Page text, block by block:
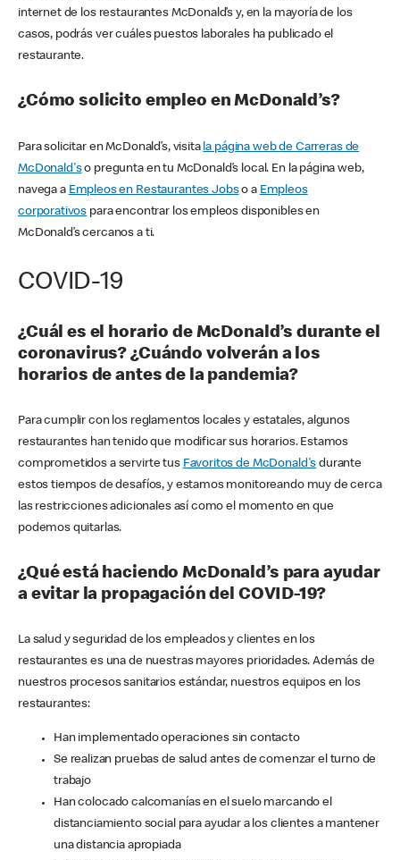
internet de los restaurantes McDonald’s y, en la mayoría de los
casos, podrás ver cuáles puestos laborales ha publicado el
restaurante.
¿Cómo solicito empleo en McDonald’s?
Para solicitar en McDonald’s, visita la página web de Carreras de
McDonald'so pregunta en tu McDonald’s local. En la página web,
navega a Empleos en Restaurantes Jobso a Empleos
corporativos para encontrar los empleos disponibles en
McDonald’s cercanos a ti.
COVID-19
¿Cuál es el horario de McDonald’s durante el
coronavirus? ¿Cuándo volverán a los
horarios de antes de la pandemia?
Para cumplir con los reglamentos locales y estatales, algunos
restaurantes han tenido que modificar sus horarios. Estamos
comprometidos a servirte tus Favoritos de McDonald's durante
estos tiempos de desafíos, y estamos monitoreando muy de cerca
las restricciones adicionales así como el momento en que
podemos quitarlas.
¿Qué está haciendo McDonald’s para ayudar
a evitar la propagación del COVID-19?
La salud y seguridad de los empleados y clientes en los
restaurantes es una de nuestras mayores prioridades. Además de
nuestros procesos sanitarios estándar, nuestros equipos en los
restaurantes:
Han implementado operaciones sin contacto
Se realizan pruebas de salud antes de comenzar el turno de
trabajo
Han colocado calcomanías en el suelo marcando el
distanciamiento social para ayudar a los clientes a mantener
una distancia apropiada